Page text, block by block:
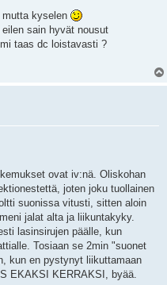
kyselen
sain hyvät nousut
taas dc loistavasti ?
ovat iv:nä. Oliskohan
joten joku tuollainen
suonissa vitusti, sitten aloin
jalat alta ja liikuntakyky.
lasinsirujen päälle, kun
Tosiaan se 2min "suonet
kun en pystynyt liikuttamaan
EKAKSI KERRAKSI, byää.